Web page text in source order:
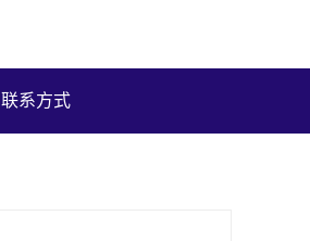
联系方式